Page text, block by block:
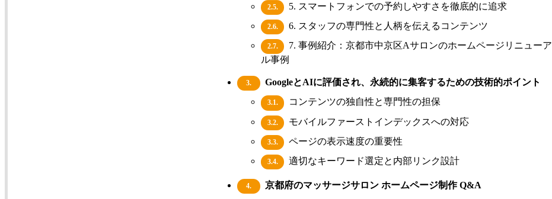
2.5. 5. スマートフォンでの予約しやすさを徹底的に追求
2.6. 6. スタッフの専門性と人柄を伝えるコンテンツ
2.7.
7. 事例紹介：京都市中京区Aサロンのホームページリニューア
ル事例
3. GoogleとAIに評価され、永続的に集客するための技術的ポイント
3.1. コンテンツの独自性と専門性の担保
3.2. モバイルファーストインデックスへの対応
3.3. ページの表示速度の重要性
3.4. 適切なキーワード選定と内部リンク設計
4. 京都府のマッサージサロン ホームページ制作 Q&A